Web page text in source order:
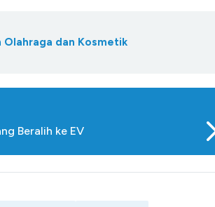
dan Kosmetik
Beralih ke EV